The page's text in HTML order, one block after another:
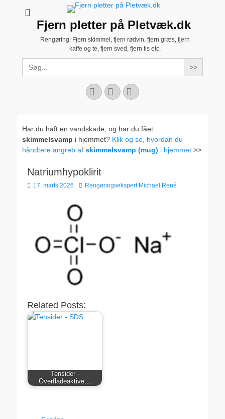
Fjern pletter på Pletvæk.dk
Rengøring: Fjern skimmel, fjern rødvin, fjern græs, fjern
kaffe og te, fjern sved, fjern tis etc.
Search
for:
Facebook
YouTubeInstagram
Har du haft en vandskade, og har du fået
skimmelsvamp i hjemmet? Klik og se, hvordan du
håndtere angreb af skimmelsvamp (mug) i hjemmet >>
Natriumhypoklirit
Udgivet
17. marts 2026 Forfatter
Rengøringsekspert Michael René
Related Posts:
Tensider -
Overfladeaktive…